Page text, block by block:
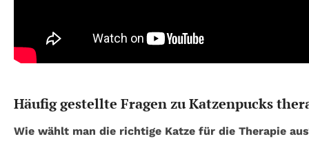
Häufig gestellte Fragen zu Katzenpucks
Wie wählt man die richtige Katze für die Therapie